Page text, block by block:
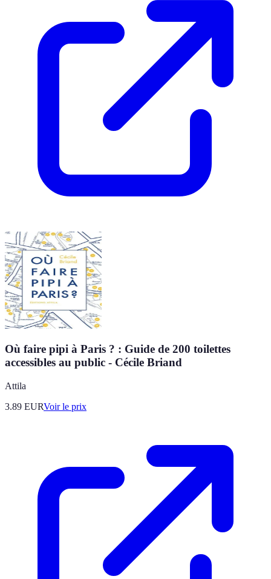
Où faire pipi à Paris ? : Guide de 200 toilettes
accessibles au public - Cécile Briand
Attila
3.89 EURVoir le prix